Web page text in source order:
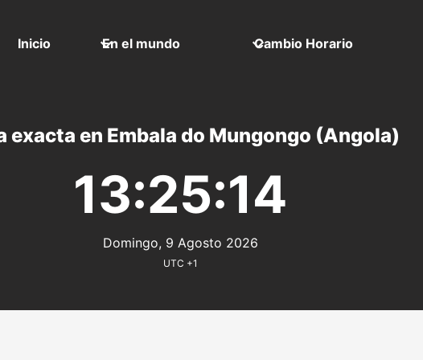
Inicio En el mundo Cambio Horario
exacta en Embala do Mungongo (Angola)
13:25:14
Domingo, 9 Agosto 2026
UTC +1